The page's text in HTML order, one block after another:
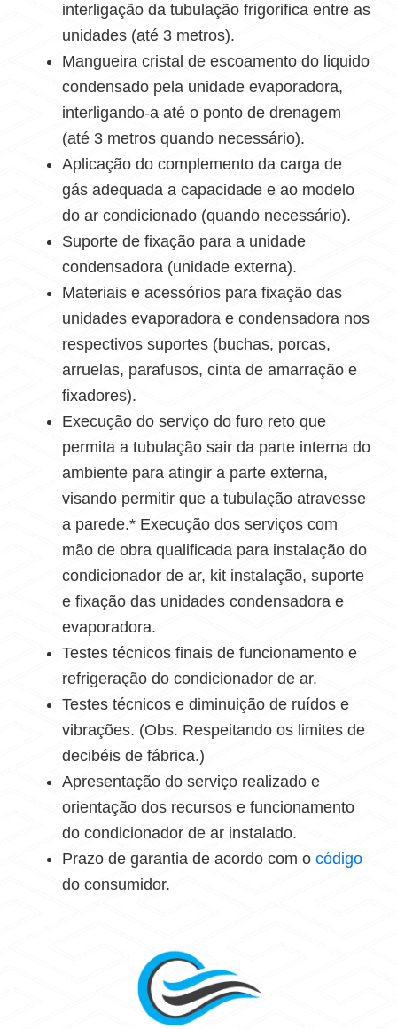
interligação da tubulação frigorifica entre as
unidades (até 3 metros).
Mangueira cristal de escoamento do liquido
condensado pela unidade evaporadora,
interligando-a até o ponto de drenagem
(até 3 metros quando necessário).
Aplicação do complemento da carga de
gás adequada a capacidade e ao modelo
do ar condicionado (quando necessário).
Suporte de fixação para a unidade
condensadora (unidade externa).
Materiais e acessórios para fixação das
unidades evaporadora e condensadora nos
respectivos suportes (buchas, porcas,
arruelas, parafusos, cinta de amarração e
fixadores).
Execução do serviço do furo reto que
permita a tubulação sair da parte interna do
ambiente para atingir a parte externa,
visando permitir que a tubulação atravesse
a parede.* Execução dos serviços com
mão de obra qualificada para instalação do
condicionador de ar, kit instalação, suporte
e fixação das unidades condensadora e
evaporadora.
Testes técnicos finais de funcionamento e
refrigeração do condicionador de ar.
Testes técnicos e diminuição de ruídos e
vibrações. (Obs. Respeitando os limites de
decibéis de fábrica.)
Apresentação do serviço realizado e
orientação dos recursos e funcionamento
do condicionador de ar instalado.
Prazo de garantia de acordo com o código
do consumidor.